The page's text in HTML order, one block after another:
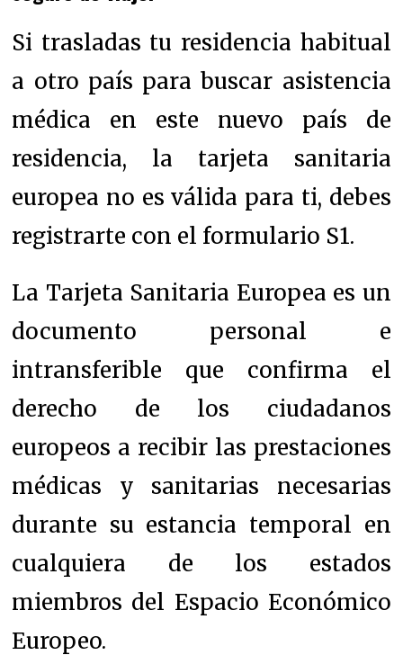
Si trasladas tu residencia habitual
a otro país para buscar asistencia
médica en este nuevo país de
residencia, la tarjeta sanitaria
europea no es válida para ti, debes
registrarte con el formulario S1.
La Tarjeta Sanitaria Europea es un
documento personal e
intransferible que confirma el
derecho de los ciudadanos
europeos a recibir las prestaciones
médicas y sanitarias necesarias
durante su estancia temporal en
cualquiera de los estados
miembros del Espacio Económico
Europeo.